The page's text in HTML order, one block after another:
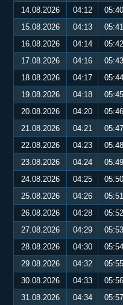
14.08.2026
04:12 05:40
15.08.2026
04:13 05:41
16.08.2026
04:14 05:42
17.08.2026
04:16 05:43
18.08.2026
04:17 05:44
19.08.2026
04:18 05:45
20.08.2026
04:20 05:46
21.08.2026
04:21 05:47
22.08.2026
04:23 05:48
23.08.2026
04:24 05:49
24.08.2026
04:25 05:50
25.08.2026
04:26 05:51
26.08.2026
04:28 05:52
27.08.2026
04:29 05:53
28.08.2026
04:30 05:54
29.08.2026
04:32 05:55
30.08.2026
04:33 05:56
31.08.2026
04:34 05:57